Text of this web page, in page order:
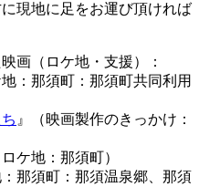
現地に足をお運び頂ければ
画（ロケ地・支援）：
地：那須町：那須町共同利用
』（映画製作のきっかけ：
ロケ地：那須町）
：那須町：那須温泉郷、那須